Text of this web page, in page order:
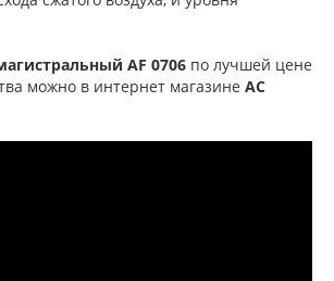
AF 0706 по лучшей цене
можно в интернет магазине АС